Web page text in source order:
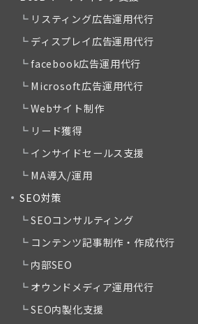
リスティング広告運用代行
ディスプレイ広告運用代行
facebook広告運用代行
Microsoft広告運用代行
Webサイト制作
リード獲得
インサイドセールス支援
MA導入/運用
SEO対策
SEOコンサルティング
コンテンツ記事制作・作成代行
内部SEO
オウンドメディア運用代行
SEO内製化支援